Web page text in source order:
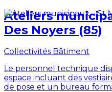
Ateliers
Des Noyers (85)
Collectivités Bâtiment
Le personnel technique
espace incluant des
de pose et un bureau